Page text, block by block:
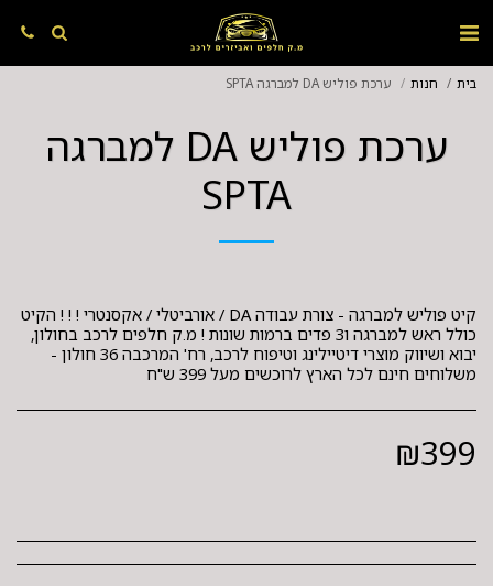
בית חנות ערכת פוליש DA למברגה SPTA
ערכת פוליש DA למברגה
SPTA
קיט פוליש למברגה - צורת עבודה DA / אורביטלי / אקסנטרי ! ! ! הקיט
כולל ראש למברגה ו3 פדים ברמות שונות ! מ.ק חלפים לרכב בחולון,
יבוא ושיווק מוצרי דיטיילינג וטיפוח לרכב, רח' המרכבה 36 חולון -
משלוחים חינם לכל הארץ לרוכשים מעל 399 ש"ח
₪399